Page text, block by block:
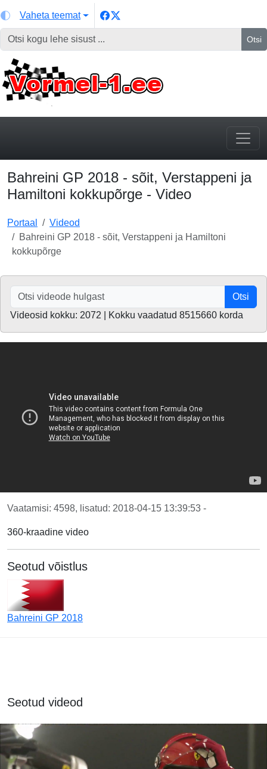
Vaheta teemat
Otsi
Bahreini GP 2018 - sõit, Verstappeni ja
Hamiltoni kokkupõrge - Video
Portaal
Videod
Bahreini GP 2018 - sõit, Verstappeni ja Hamiltoni
kokkupõrge
Otsi
Videosid kokku: 2072 | Kokku vaadatud 8515660 korda
Vaatamisi: 4598, lisatud: 2018-04-15 13:39:53 -
360-kraadine video
Seotud võistlus
Bahreini GP 2018
Seotud videod